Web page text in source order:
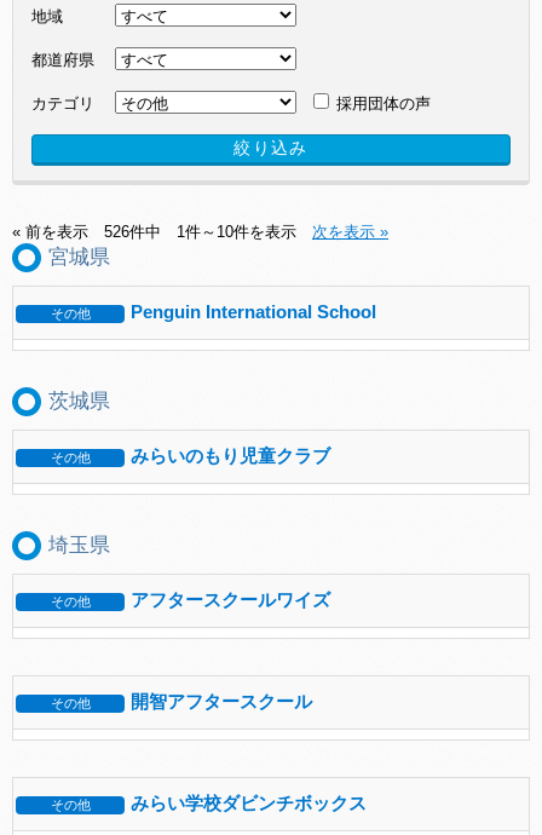
地域
都道府県
カテゴリ 採用団体の声
« 前を表示 526件中 1件～10件を表示 次を表示 »
宮城県
その他 Penguin International School
茨城県
その他 みらいのもり児童クラブ
埼玉県
その他 アフタースクールワイズ
その他 開智アフタースクール
その他 みらい学校ダビンチボックス